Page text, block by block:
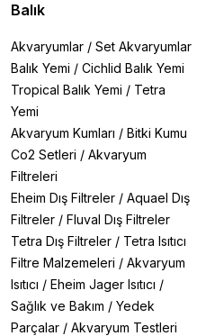
Balık
Akvaryumlar / Set Akvaryumlar
Balık Yemi / Cichlid Balık Yemi
Tropical Balık Yemi / Tetra
Yemi
Akvaryum Kumları / Bitki Kumu
Co2 Setleri / Akvaryum
Filtreleri
Eheim Dış Filtreler / Aquael Dış
Filtreler / Fluval Dış Filtreler
Tetra Dış Filtreler / Tetra Isıtıcı
Filtre Malzemeleri / Akvaryum
Isıtıcı / Eheim Jager Isıtıcı /
Sağlık ve Bakım / Yedek
Parçalar / Akvaryum Testleri